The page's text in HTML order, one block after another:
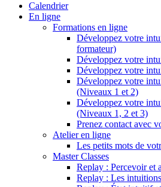
Calendrier
En ligne
Formations en ligne
Développez votre
formateur)
Développez votre
Développez votre
Développez votre
(Niveaux 1 et 2)
Développez votre
(Niveaux 1, 2 et 3)
Prenez contact avec
Atelier en ligne
Les petits mots de
Master Classes
Replay : Percevoir et
Replay : Les